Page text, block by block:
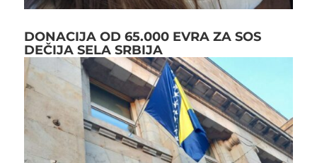
DONACIJA OD 65.000 EVRA ZA SOS
DEČIJA SELA SRBIJA